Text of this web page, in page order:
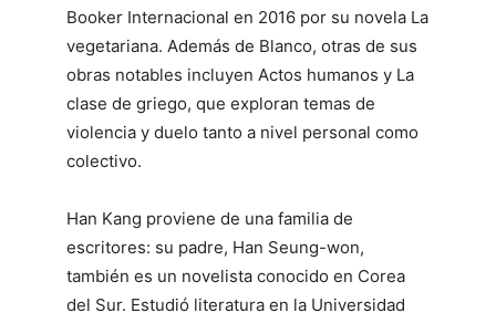
Booker Internacional en 2016 por su novela La
vegetariana. Además de Blanco, otras de sus
obras notables incluyen Actos humanos y La
clase de griego, que exploran temas de
violencia y duelo tanto a nivel personal como
colectivo.
Han Kang proviene de una familia de
escritores: su padre, Han Seung-won,
también es un novelista conocido en Corea
del Sur. Estudió literatura en la Universidad